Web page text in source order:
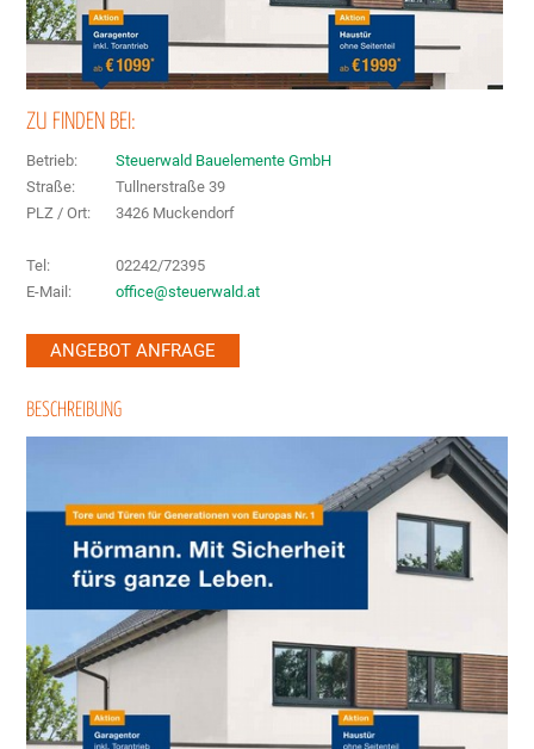
ZU FINDEN BEI:
Betrieb:
Steuerwald Bauelemente GmbH
Straße:
Tullnerstraße 39
PLZ / Ort:
3426 Muckendorf
Tel:
02242/72395
E-Mail:
office@steuerwald.at
ANGEBOT ANFRAGE
BESCHREIBUNG